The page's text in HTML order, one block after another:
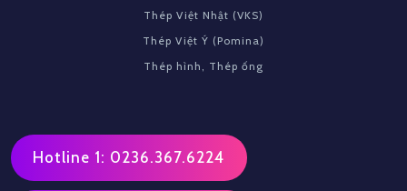
Thép Việt Nhật (VKS)
Thép Việt Ý (Pomina)
Thép hình, Thép ống
Hotline 1: 0236.367.6224